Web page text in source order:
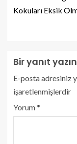
Kokuları Eksik
Bir yanıt yazın
E-posta adresiniz
işaretlenmişlerdir
Yorum*